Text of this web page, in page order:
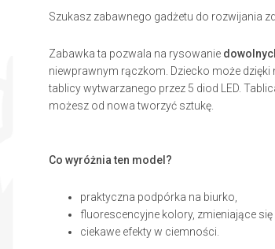
Szukasz zabawnego gadżetu do rozwijania
Zabawka ta pozwala na rysowanie
niewprawnym rączkom. Dziecko może
tablicy wytwarzanego przez 5 diod LED.
możesz od nowa tworzyć sztukę.
Co wyróżnia ten model?
praktyczna podpórka na biurko,
fluorescencyjne kolory, zmieniające się
ciekawe efekty w ciemności.